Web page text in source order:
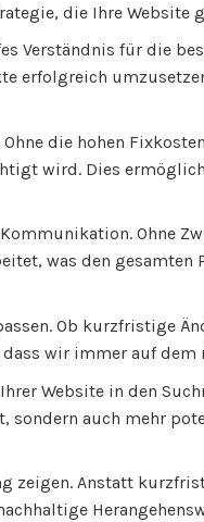
die Ihre Website
Verständnis für die
erfolgreich
die hohen
wird. Dies
Ohne
was den gesamten
Ob kurzfristige
wir immer auf
Website in den
auch mehr
zeigen. Anstatt